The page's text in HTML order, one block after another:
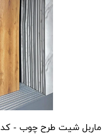
ماربل شیت طرح چوب - کد M2150